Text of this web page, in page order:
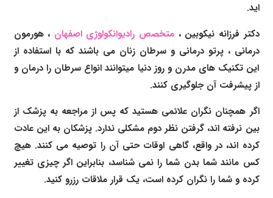
اید.
دکتر فرزانه نیکوبین ، متخصص رادیوانکولوژی اصفهان ، هورمون
درمانی ،پرتو درمانی وسرطان زنان می باشند که با استفاده از
این تکنیک های مدرن و روز دنیا میتوانند انواع سرطان را درمان و
از پیشرفت آن جلوگیری کنند.
اگر همچنان نگران علائمی هستید که پس از مراجعه به پزشک از
بین نرفته اند، گرفتن نظر دوم مشکلی ندارد. پزشکان به این عادت
کرده اند، در واقع، گاهی اوقات حتی آن را توصیه می کنند. هیچ
کس مانند شما بدن شما را نمی شناسد، بنابراین اگر چیزی تغییر
کرده و شما را نگران کرده است، یک قرار ملاقات رزرو کنید.